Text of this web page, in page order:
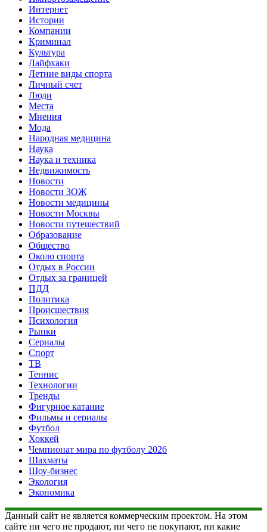
Интернет
Истории
Компании
Криминал
Культура
Лайфхаки
Летние виды спорта
Личный счет
Люди
Места
Мнения
Мода
Народная медицина
Наука
Наука и техника
Недвижимость
Новости
Новости ЗОЖ
Новости медицины
Новости Москвы
Новости путешествий
Образование
Общество
Около спорта
Отдых в России
Отдых за границей
ПДД
Политика
Происшествия
Психология
Рынки
Сериалы
Спорт
ТВ
Теннис
Технологии
Тренды
Фигурное катание
Фильмы и сериалы
Футбол
Хоккей
Чемпионат мира по футболу 2026
Шахматы
Шоу-бизнес
Экология
Экономика
Данный сайт не является коммерческим проектом. На этом
сайте ни чего не продают, ни чего не покупают, ни какие